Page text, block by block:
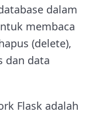
dalam
membaca
(delete),
dan data
Flask adalah